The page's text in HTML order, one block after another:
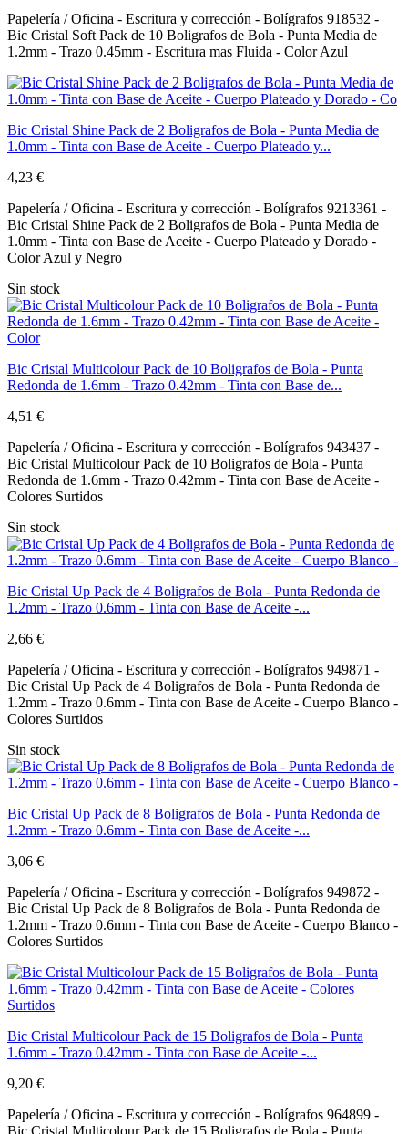
Papelería / Oficina - Escritura y corrección - Bolígrafos 918532 -
Bic Cristal Soft Pack de 10 Boligrafos de Bola - Punta Media de
1.2mm - Trazo 0.45mm - Escritura mas Fluida - Color Azul
Bic Cristal Shine Pack de 2 Boligrafos de Bola - Punta Media de
1.0mm - Tinta con Base de Aceite - Cuerpo Plateado y...
4,23 €
Papelería / Oficina - Escritura y corrección - Bolígrafos 9213361 -
Bic Cristal Shine Pack de 2 Boligrafos de Bola - Punta Media de
1.0mm - Tinta con Base de Aceite - Cuerpo Plateado y Dorado -
Color Azul y Negro
Sin stock
Bic Cristal Multicolour Pack de 10 Boligrafos de Bola - Punta
Redonda de 1.6mm - Trazo 0.42mm - Tinta con Base de...
4,51 €
Papelería / Oficina - Escritura y corrección - Bolígrafos 943437 -
Bic Cristal Multicolour Pack de 10 Boligrafos de Bola - Punta
Redonda de 1.6mm - Trazo 0.42mm - Tinta con Base de Aceite -
Colores Surtidos
Sin stock
Bic Cristal Up Pack de 4 Boligrafos de Bola - Punta Redonda de
1.2mm - Trazo 0.6mm - Tinta con Base de Aceite -...
2,66 €
Papelería / Oficina - Escritura y corrección - Bolígrafos 949871 -
Bic Cristal Up Pack de 4 Boligrafos de Bola - Punta Redonda de
1.2mm - Trazo 0.6mm - Tinta con Base de Aceite - Cuerpo Blanco -
Colores Surtidos
Sin stock
Bic Cristal Up Pack de 8 Boligrafos de Bola - Punta Redonda de
1.2mm - Trazo 0.6mm - Tinta con Base de Aceite -...
3,06 €
Papelería / Oficina - Escritura y corrección - Bolígrafos 949872 -
Bic Cristal Up Pack de 8 Boligrafos de Bola - Punta Redonda de
1.2mm - Trazo 0.6mm - Tinta con Base de Aceite - Cuerpo Blanco -
Colores Surtidos
Bic Cristal Multicolour Pack de 15 Boligrafos de Bola - Punta
1.6mm - Trazo 0.42mm - Tinta con Base de Aceite -...
9,20 €
Papelería / Oficina - Escritura y corrección - Bolígrafos 964899 -
Bic Cristal Multicolour Pack de 15 Boligrafos de Bola - Punta